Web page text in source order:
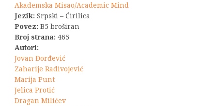
Akademska Misao/Academic Mind
Jezik: Srpski – Ćirilica
Povez: B5 broširan
Broj strana: 465
Autori:
Jovan Đorđević
Zaharije Radivojević
Marija Punt
Jelica Protić
Dragan Milićev